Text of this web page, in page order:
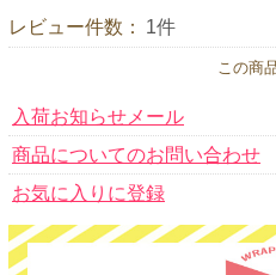
レビュー件数：
1件
この商
入荷お知らせメール
商品についてのお問い合わせ
お気に入りに登録